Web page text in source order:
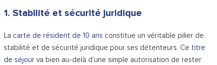
1. Stabilité et sécurité juridique
La carte de résident de 10 ans constitue un véritable pilier de
stabilité et de sécurité juridique pour ses détenteurs. Ce titre
de séjour va bien au-delà d’une simple autorisation de rester